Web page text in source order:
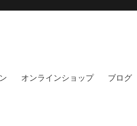
神エリアで早朝7
オンラインショップ ブログ